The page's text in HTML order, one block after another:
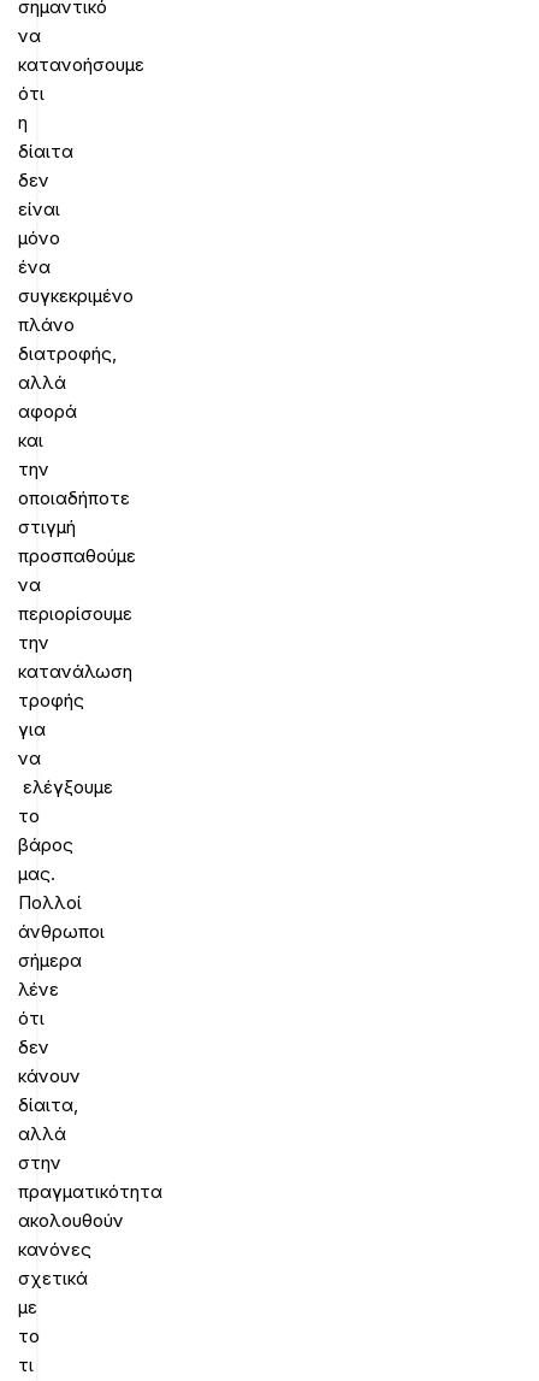
σημαντικό
να
κατανοήσουμε
ότι
η
δίαιτα
δεν
είναι
μόνο
ένα
συγκεκριμένο
πλάνο
διατροφής,
αλλά
αφορά
και
την
οποιαδήποτε
στιγμή
προσπαθούμε
να
περιορίσουμε
την
κατανάλωση
τροφής
για
να
ελέγξουμε
το
βάρος
μας.
Πολλοί
άνθρωποι
σήμερα
λένε
ότι
δεν
κάνουν
δίαιτα,
αλλά
στην
πραγματικότητα
ακολουθούν
κανόνες
σχετικά
με
το
τι